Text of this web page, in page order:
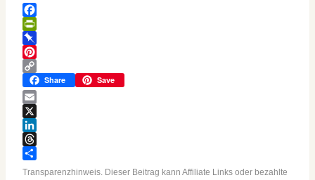
Facebook
PrintFriendly
Pinboard
Pinterest
Copy
Link
Share Save
Email
X
LinkedIn
Threads
Teilen
Transparenzhinweis. Dieser Beitrag kann Affiliate Links oder bezahlte